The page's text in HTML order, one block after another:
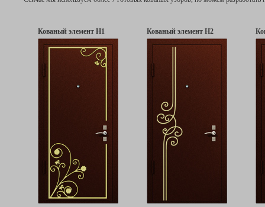
Кованый элемент Н1 Кованый элемент Н2